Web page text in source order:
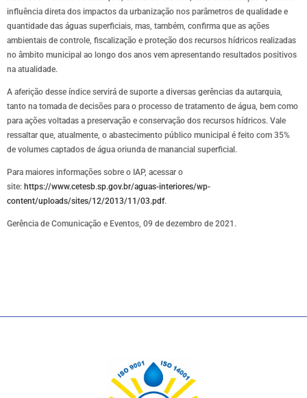
influência direta dos impactos da urbanização nos parâmetros de qualidade e
quantidade das águas superficiais, mas, também, confirma que as ações
ambientais de controle, fiscalização e proteção dos recursos hídricos realizadas
no âmbito municipal ao longo dos anos vem apresentando resultados positivos
na atualidade.
A aferição desse índice servirá de suporte a diversas gerências da autarquia,
tanto na tomada de decisões para o processo de tratamento de água, bem como
para ações voltadas a preservação e conservação dos recursos hídricos. Vale
ressaltar que, atualmente, o abastecimento público municipal é feito com 35%
de volumes captados de água oriunda de manancial superficial.
Para maiores informações sobre o IAP, acessar o
site: https://www.cetesb.sp.gov.br/aguas-interiores/wp-
content/uploads/sites/12/2013/11/03.pdf.
Gerência de Comunicação e Eventos, 09 de dezembro de 2021.